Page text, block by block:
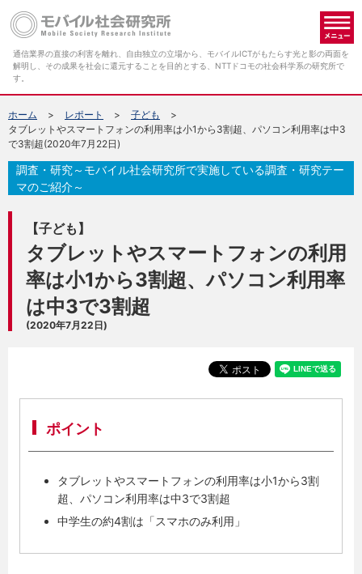
通信業界の直接の利害を離れ、自由独立の立場から、モバイルICTがもたらす光と影の両面を
解明し、その成果を社会に還元することを目的とする、NTTドコモの社会科学系の研究所で
す。
ホーム レポート
子ども
タブレットやスマートフォンの利用率は小1から3割超、パソコン利用率は中3
で3割超(2020年7月22日)
【子ども】
タブレットやスマートフォンの利用
率は小1から3割超、パソコン利用率
は中3で3割超
(2020年7月22日)
調査・研究～モバイル社会研究所で実施している調査・研究テー
マのご紹介～
ポイント
タブレットやスマートフォンの利用率は小1から3割
超、パソコン利用率は中3で3割超
中学生の約4割は「スマホのみ利用」